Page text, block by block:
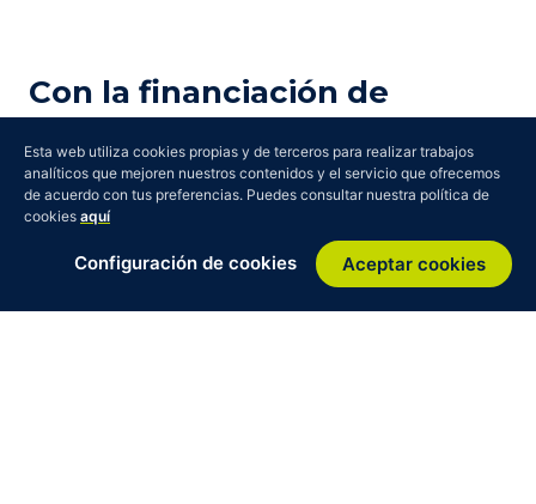
Con la financiación de
Esta web utiliza cookies propias y de terceros para realizar trabajos
analíticos que mejoren nuestros contenidos y el servicio que ofrecemos
de acuerdo con tus preferencias. Puedes consultar nuestra política de
cookies aquí
Configuración de cookies Aceptar cookies